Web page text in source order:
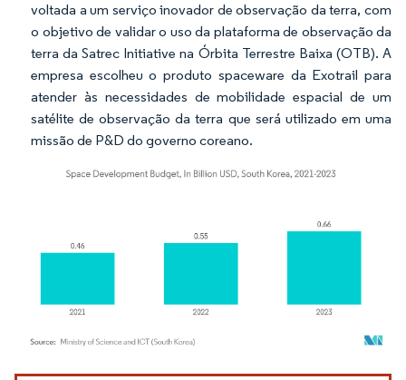
voltada a um serviço inovador de observação da terra, com
o objetivo de validar o uso da plataforma de observação da
terra da Satrec Initiative na Órbita Terrestre Baixa (OTB). A
empresa escolheu o produto spaceware da Exotrail para
atender às necessidades de mobilidade espacial de um
satélite de observação da terra que será utilizado em uma
missão de P&D do governo coreano.
Imagem © Mordor Intelligence. O reuso requer atribuição conforme CC BY 4.0.